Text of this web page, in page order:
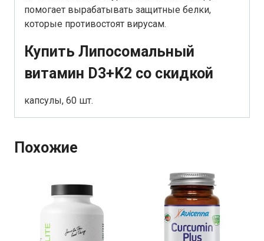
помогает вырабатывать защитные белки,
которые противостоят вирусам.
Купить Липосомальный
витамин D3+K2 со скидкой
капсулы, 60 шт.
Похожие